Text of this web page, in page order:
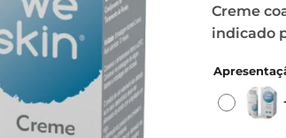
Creme
indicado